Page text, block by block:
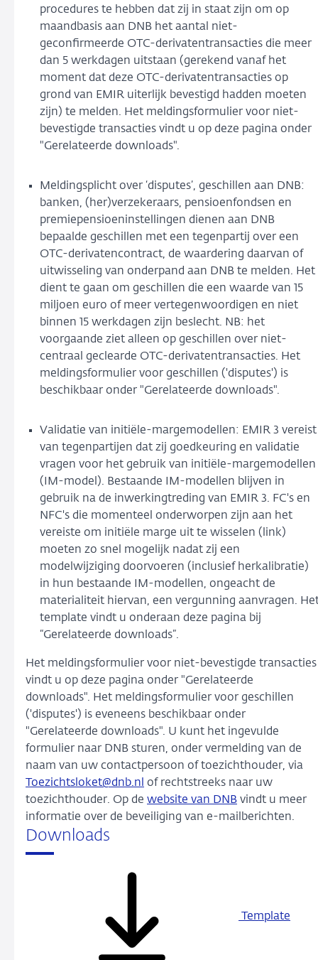
procedures te hebben dat zij in staat zijn om op
maandbasis aan DNB het aantal niet-
geconfirmeerde OTC-derivatentransacties die meer
dan 5 werkdagen uitstaan (gerekend vanaf het
moment dat deze OTC-derivatentransacties op
grond van EMIR uiterlijk bevestigd hadden moeten
zijn) te melden. Het meldingsformulier voor niet-
bevestigde transacties vindt u op deze pagina onder
"Gerelateerde downloads".
Meldingsplicht over ‘disputes’, geschillen aan DNB:
banken, (her)verzekeraars, pensioenfondsen en
premiepensioeninstellingen dienen aan DNB
bepaalde geschillen met een tegenpartij over een
OTC-derivatencontract, de waardering daarvan of
uitwisseling van onderpand aan DNB te melden. Het
dient te gaan om geschillen die een waarde van 15
miljoen euro of meer vertegenwoordigen en niet
binnen 15 werkdagen zijn beslecht. NB: het
voorgaande ziet alleen op geschillen over niet-
centraal geclearde OTC-derivatentransacties. Het
meldingsformulier voor geschillen ('disputes') is
beschikbaar onder "Gerelateerde downloads".
Validatie van initiële-margemodellen: EMIR 3 vereist
van tegenpartijen dat zij goedkeuring en validatie
vragen voor het gebruik van initiële-margemodellen
(IM-model). Bestaande IM-modellen blijven in
gebruik na de inwerkingtreding van EMIR 3. FC's en
NFC's die momenteel onderworpen zijn aan het
vereiste om initiële marge uit te wisselen (link)
moeten zo snel mogelijk nadat zij een
modelwijziging doorvoeren (inclusief herkalibratie)
in hun bestaande IM-modellen, ongeacht de
materialiteit hiervan, een vergunning aanvragen.
template vindt u onderaan deze pagina bij
“Gerelateerde downloads”.
Het meldingsformulier voor niet-bevestigde transacties
vindt u op deze pagina onder "Gerelateerde
downloads". Het meldingsformulier voor geschillen
('disputes') is eveneens beschikbaar onder
"Gerelateerde downloads". U kunt het ingevulde
formulier naar DNB sturen, onder vermelding van de
naam van uw contactpersoon of toezichthouder, via
Toezichtsloket@dnb.nl of rechtstreeks naar uw
toezichthouder. Op de website van DNB vindt u meer
informatie over de beveiliging van e-mailberichten.
Downloads
Template